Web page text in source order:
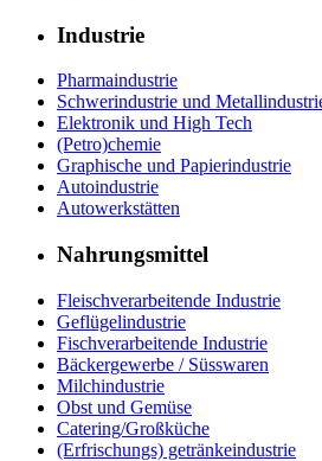
Industrie
Pharmaindustrie
Schwerindustrie und
Elektronik und High Tech
(Petro)chemie
Graphische und Papierindustrie
Autoindustrie
Autowerkstätten
Nahrungsmittel
Fleischverarbeitende Industrie
Geflügelindustrie
Fischverarbeitende Industrie
Bäckergewerbe / Süsswaren
Milchindustrie
Obst und Gemüse
Catering/Großküche
(Erfrischungs) getränkeindustrie